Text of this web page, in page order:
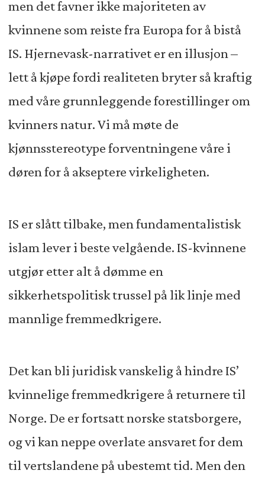
men det favner ikke majoriteten av
kvinnene som reiste fra Europa for å bistå
IS. Hjernevask-narrativet er en illusjon –
lett å kjøpe fordi realiteten bryter så kraftig
med våre grunnleggende forestillinger om
kvinners natur. Vi må møte de
kjønnsstereotype forventningene våre i
døren for å akseptere virkeligheten.
IS er slått tilbake, men fundamentalistisk
islam lever i beste velgående. IS-kvinnene
utgjør etter alt å dømme en
sikkerhetspolitisk trussel på lik linje med
mannlige fremmedkrigere.
Det kan bli juridisk vanskelig å hindre IS’
kvinnelige fremmedkrigere å returnere til
Norge. De er fortsatt norske statsborgere,
og vi kan neppe overlate ansvaret for dem
til vertslandene på ubestemt tid. Men den